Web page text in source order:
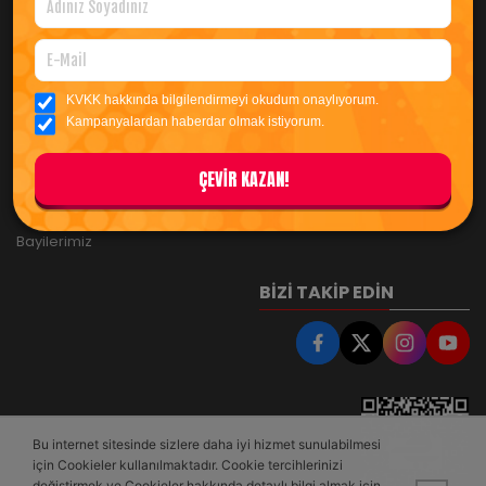
KVKK hakkında bilgilendirmeyi okudum onaylıyorum.
Kampanyalardan haberdar olmak istiyorum.
ÇEVİR KAZAN!
Tüketici Hakları
Telif Hakkı
Gizlilik Politikası
Güvenlik Politikası
KVVK Bilgilendirme Metni
Bayilerimiz
Şifremi Unuttum
İletişim
Kargo Takibi
BIZI TAKIP EDIN
Bu internet sitesinde sizlere daha iyi hizmet sunulabilmesi
için Cookieler kullanılmaktadır. Cookie tercihlerinizi